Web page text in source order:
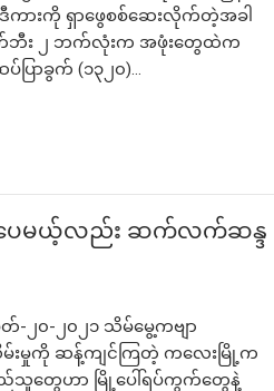
ကားကို ရှာဖွေစစ်ဆေးလိုက်တဲ့အခါ
က်ဘီး ၂ ဘက်လုံးက အဖုံးတွေထဲက
ပြာခွက် (၁၃၂၀)…
ပေမယ့်လည်း ဆက်လက်ဆန္ဒ
-၂၀-၂၀၂၁ သိမ်မွေ့ကဗျာ
းမှုကို ဆန့်ကျင်ကြတဲ့ ကလေးမြို့က
ည်သူတွေဟာ မြို့ပေါ်ရပ်ကွက်တွေနဲ့